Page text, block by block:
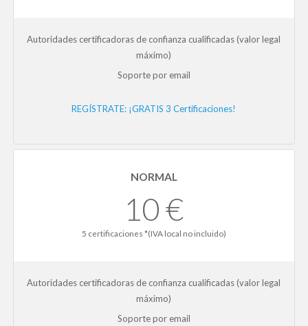
Autoridades certificadoras de confianza cualificadas (valor legal
máximo)
Soporte por email
REGÍSTRATE: ¡GRATIS 3 Certificaciones!
NORMAL
10 €
5 certificaciones *(IVA local no incluido)
Autoridades certificadoras de confianza cualificadas (valor legal
máximo)
Soporte por email